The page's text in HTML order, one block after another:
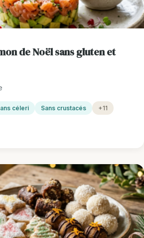
de Noël sans gluten et
céleri Sans crustacés +11